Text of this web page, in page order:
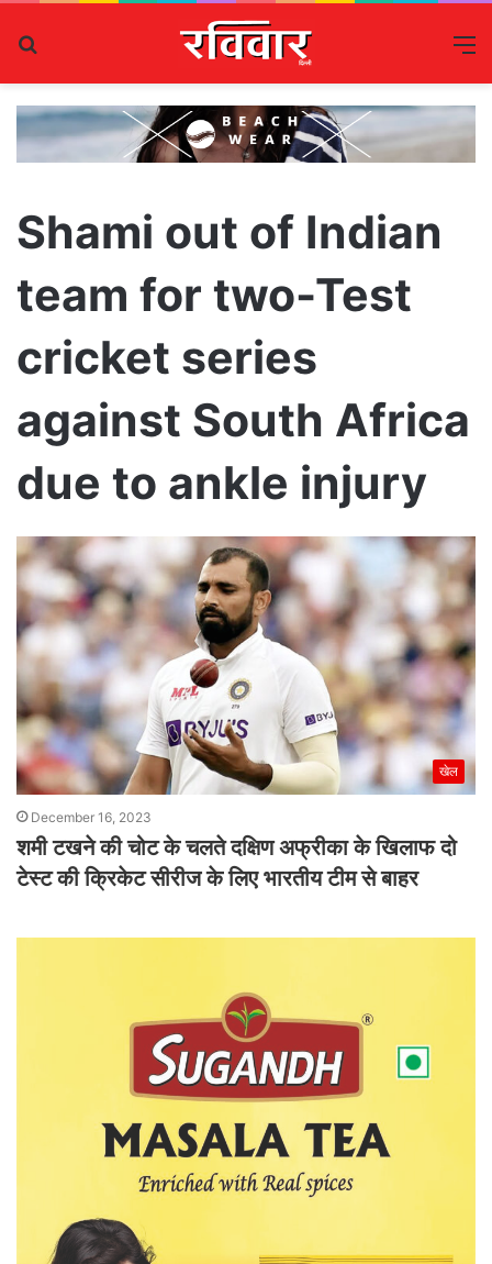
Shami out of Indian
team for two-Test
cricket series
against South Africa
due to ankle injury
खेल
December 16, 2023
शमी टखने की चोट के चलते दक्षिण अफ्रीका के खिलाफ दो
टेस्ट की क्रिकेट सीरीज के लिए भारतीय टीम से बाहर